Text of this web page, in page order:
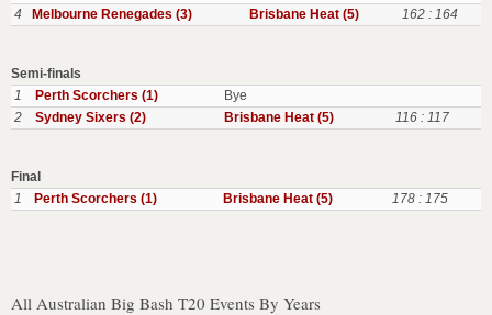
4
Melbourne Renegades (3) Brisbane Heat (5) 162 : 164
Semi-finals
1
Perth Scorchers (1)
Bye
2
Sydney Sixers (2) Brisbane Heat (5) 116 : 117
Final
1
Perth Scorchers (1) Brisbane Heat (5) 178 : 175
All Australian Big Bash T20 Events By Years